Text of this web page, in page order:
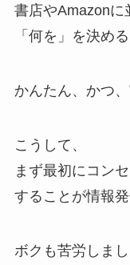
書店やAmazonに
「何を」を決め
かんたん、かつ
こうして、
まず最初にコン
することが情報
ボクも苦労しまし